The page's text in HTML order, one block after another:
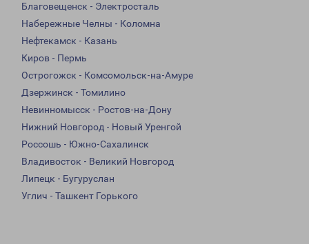
Благовещенск - Электросталь
Набережные Челны - Коломна
Нефтекамск - Казань
Киров - Пермь
Острогожск - Комсомольск-на-Амуре
Дзержинск - Томилино
Невинномысск - Ростов-на-Дону
Нижний Новгород - Новый Уренгой
Россошь - Южно-Сахалинск
Владивосток - Великий Новгород
Липецк - Бугуруслан
Углич - Ташкент Горького